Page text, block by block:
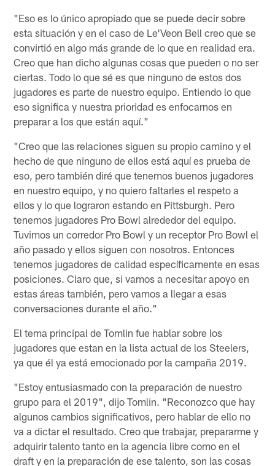
"Eso es lo único apropiado que se puede decir sobre
esta situación y en el caso de Le'Veon Bell creo que se
convirtió en algo más grande de lo que en realidad era.
Creo que han dicho algunas cosas que pueden o no ser
ciertas. Todo lo que sé es que ninguno de estos dos
jugadores es parte de nuestro equipo. Entiendo lo que
eso significa y nuestra prioridad es enfocarnos en
preparar a los que están aquí."
"Creo que las relaciones siguen su propio camino y el
hecho de que ninguno de ellos está aquí es prueba de
eso, pero también diré que tenemos buenos jugadores
en nuestro equipo, y no quiero faltarles el respeto a
ellos y lo que lograron estando en Pittsburgh. Pero
tenemos jugadores Pro Bowl alrededor del equipo.
Tuvimos un corredor Pro Bowl y un receptor Pro Bowl el
año pasado y ellos siguen con nosotros. Entonces
tenemos jugadores de calidad específicamente en esas
posiciones. Claro que, si vamos a necesitar apoyo en
estas áreas también, pero vamos a llegar a esas
conversaciones durante el año."
El tema principal de Tomlin fue hablar sobre los
jugadores que estan en la lista actual de los Steelers,
ya que él ya está emocionado por la campaña 2019.
"Estoy entusiasmado con la preparación de nuestro
grupo para el 2019", dijo Tomlin. "Reconozco que hay
algunos cambios significativos, pero hablar de ello no
va a dictar el resultado. Creo que trabajar, prepararme y
adquirir talento tanto en la agencia libre como en el
draft y en la preparación de ese talento, son las cosas